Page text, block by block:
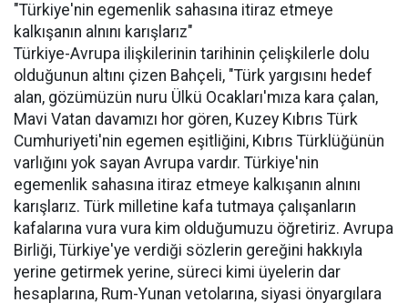
"Türkiye'nin egemenlik sahasına itiraz etmeye
kalkışanın alnını karışlarız"
Türkiye-Avrupa ilişkilerinin tarihinin çelişkilerle dolu
olduğunun altını çizen Bahçeli, "Türk yargısını hedef
alan, gözümüzün nuru Ülkü Ocakları'mıza kara çalan,
Mavi Vatan davamızı hor gören, Kuzey Kıbrıs Türk
Cumhuriyeti'nin egemen eşitliğini, Kıbrıs Türklüğünün
varlığını yok sayan Avrupa vardır. Türkiye'nin
egemenlik sahasına itiraz etmeye kalkışanın alnını
karışlarız. Türk milletine kafa tutmaya çalışanların
kafalarına vura vura kim olduğumuzu öğretiriz. Avrupa
Birliği, Türkiye'ye verdiği sözlerin gereğini hakkıyla
yerine getirmek yerine, süreci kimi üyelerin dar
hesaplarına, Rum-Yunan vetolarına, siyasi önyargılara